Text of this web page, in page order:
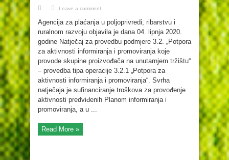
Leave a comment
Agencija za plaćanja u poljoprivredi, ribarstvu i
ruralnom razvoju objavila je dana 04. lipnja 2020.
godine Natječaj za provedbu podmjere 3.2. „Potpora
za aktivnosti informiranja i promoviranja koje
provode skupine proizvođača na unutarnjem tržištu“
– provedba tipa operacije 3.2.1 „Potpora za
aktivnosti informiranja i promoviranja“. Svrha
natječaja je sufinanciranje troškova za provođenje
aktivnosti predviđenih Planom informiranja i
promoviranja, a u ...
Read More »